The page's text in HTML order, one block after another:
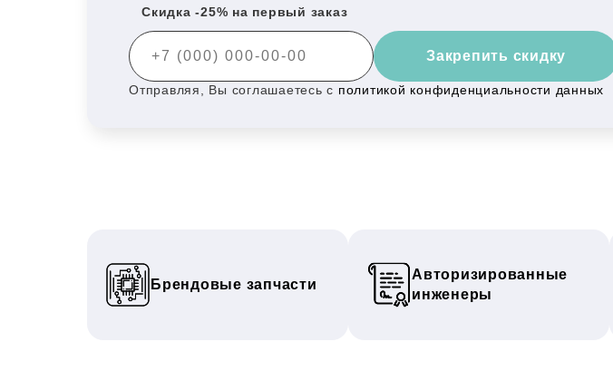
Скидка -25% на первый заказ
Закрепить скидку
Отправляя, Вы соглашаетесь с политикой конфиденциальности данных
Брендовые запчасти
Авторизированные
инженеры